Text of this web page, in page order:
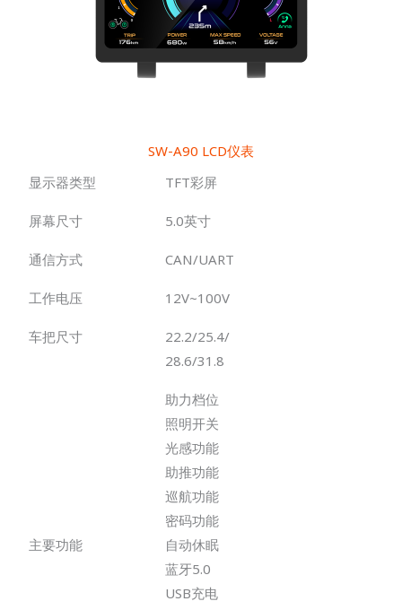
SW-A90 LCD仪表
显示器类型
TFT彩屏
屏幕尺寸 5.0英寸
通信方式 CAN/UART
工作电压 12V~100V
车把尺寸
22.2/25.4/
28.6/31.8
主要功能
助力档位
照明开关
光感功能
助推功能
巡航功能
密码功能
自动休眠
蓝牙5.0
USB充电